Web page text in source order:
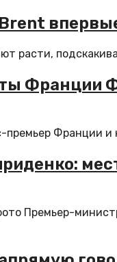
расти,
Франции
Франции
Премьер-